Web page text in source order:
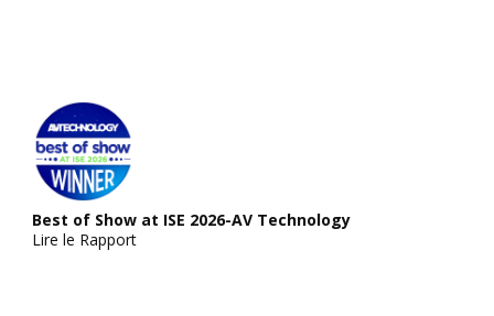
Best of Show at ISE 2026-AV Technology
Lire le Rapport